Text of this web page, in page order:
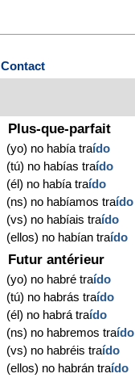
Contact
Plus-que-parfait
(yo) no había traído
(tú) no habías traído
(él) no había traído
(ns) no habíamos traído
(vs) no habíais traído
(ellos) no habían traído
Futur antérieur
(yo) no habré traído
(tú) no habrás traído
(él) no habrá traído
(ns) no habremos traído
(vs) no habréis traído
(ellos) no habrán traído